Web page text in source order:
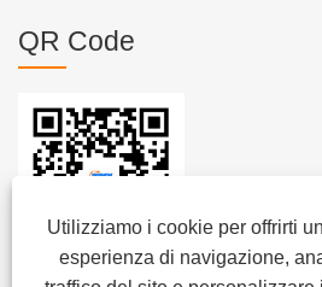
Utilizziamo i cookie per offrirti
esperienza di navigazione,
QR Code